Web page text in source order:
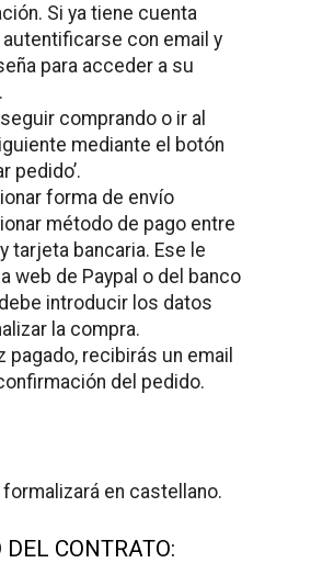
Si ya tiene cuenta
autentificarse con email y
para acceder a su
comprando o ir al
mediante el botón
pedido’.
forma de envío
método de pago entre
tarjeta bancaria. Ese le
web de Paypal o del banco
introducir los datos
la compra.
pagado, recibirás un email
del pedido.
en castellano.
CONTRATO: